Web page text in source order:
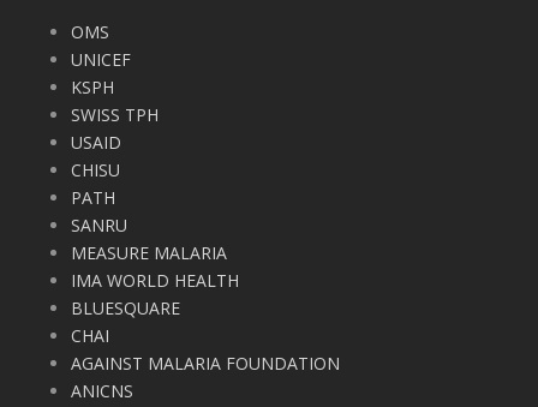
OMS
UNICEF
KSPH
SWISS TPH
USAID
CHISU
PATH
SANRU
MEASURE MALARIA
IMA WORLD HEALTH
BLUESQUARE
CHAI
AGAINST MALARIA FOUNDATION
ANICNS